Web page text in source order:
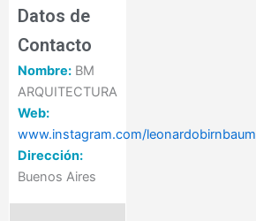
Datos de
Contacto
Nombre: BM
ARQUITECTURA
Web:
www.instagram.com/leonardobirnbaum
Dirección:
Buenos Aires